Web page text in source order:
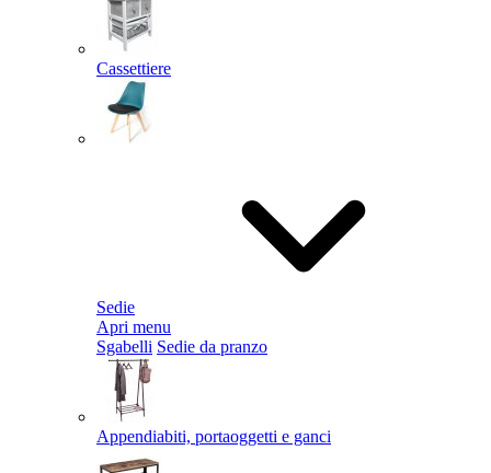
Cassettiere
Sedie
Apri menu
Sgabelli Sedie da pranzo
Appendiabiti, portaoggetti e ganci